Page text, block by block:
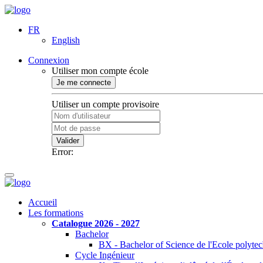
FR
English
Connexion
Utiliser mon compte école
Je me connecte
Utiliser un compte provisoire
Valider
Error:
Accueil
Les formations
Catalogue 2026 - 2027
Bachelor
BX - Bachelor of Science de l'Ecole
Cycle Ingénieur